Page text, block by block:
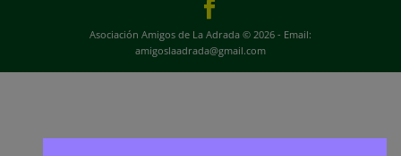
Asociación Amigos de La Adrada © 2026 - Email:
amigoslaadrada@gmail.com